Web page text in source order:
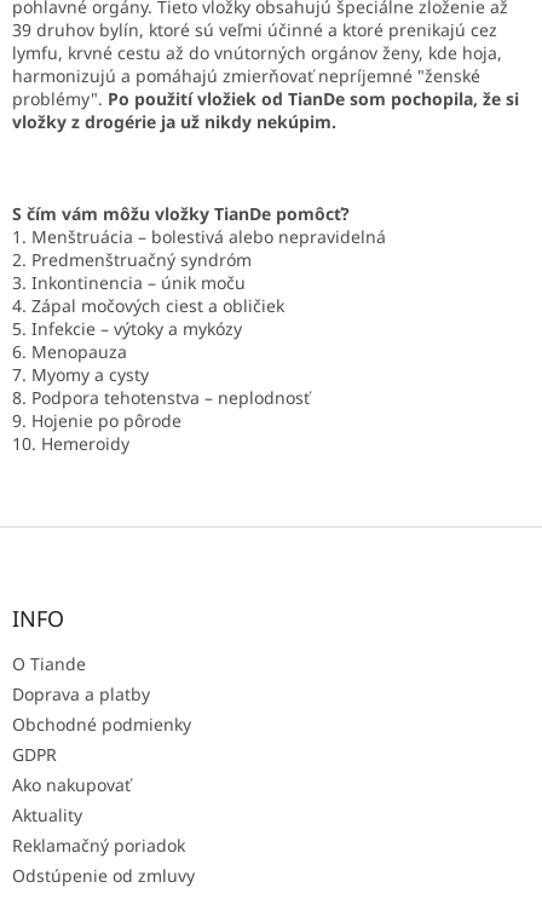
pohlavné orgány. Tieto vložky obsahujú špeciálne zloženie až
39 druhov bylín, ktoré sú veľmi účinné a ktoré prenikajú cez
lymfu, krvné cestu až do vnútorných orgánov ženy, kde hoja,
harmonizujú a pomáhajú zmierňovať nepríjemné "ženské
problémy". Po použití vložiek od TianDe som pochopila, že si
vložky z drogérie ja už nikdy nekúpim.
S čím vám môžu vložky TianDe pomôcť?
1. Menštruácia – bolestivá alebo nepravidelná
2. Predmenštruačný syndróm
3. Inkontinencia – únik moču
4. Zápal močových ciest a obličiek
5. Infekcie – výtoky a mykózy
6. Menopauza
7. Myomy a cysty
8. Podpora tehotenstva – neplodnosť
9. Hojenie po pôrode
10. Hemeroidy
Z
INFO
O Tiande
Doprava a platby
Obchodné podmienky
GDPR
Ako nakupovať
Aktuality
Reklamačný poriadok
Odstúpenie od zmluvy